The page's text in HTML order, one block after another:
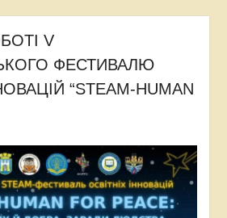
V
ФЕСТИВАЛЮ
“STEAM-HUMAN